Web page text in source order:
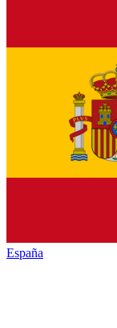
España